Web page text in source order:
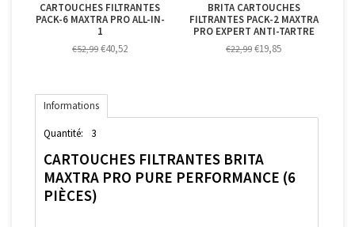
CARTOUCHES FILTRANTES
PACK-6 MAXTRA PRO ALL-IN-
1
€52,99 €40,52
BRITA CARTOUCHES
FILTRANTES PACK-2 MAXTRA
PRO EXPERT ANTI-TARTRE
€22,99 €19,85
Informations
Quantité: 3
CARTOUCHES FILTRANTES BRITA
MAXTRA PRO PURE PERFORMANCE (6
PIÈCES)